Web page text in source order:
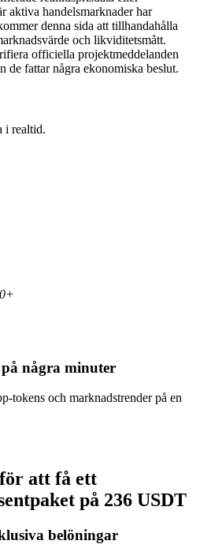
säkerhet
ädelmetaller och råvaror
säkerhet
aktiva handelsmarknader har
denna sida att tillhandahålla
och likviditetsmått.
officiella projektmeddelanden
de fattar några ekonomiska beslut.
i realtid.
några minuter
tokens och marknadstrender på en
att få ett
på 236 USDT
belöningar